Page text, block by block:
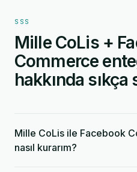
SSS
Mille CoLis +
Commerce
hakkında
Mille CoLis ile Facebook
nasıl kurarım?